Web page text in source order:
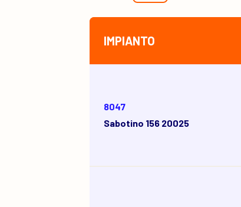
IMPIANTO
8047
Sabotino 156 20025